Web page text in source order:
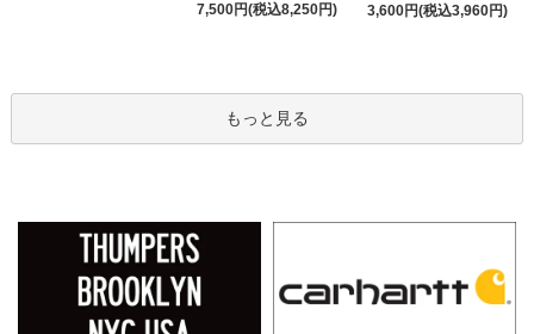
7,500円(税込8,250円)
3,600円(税込3,960円)
もっと見る